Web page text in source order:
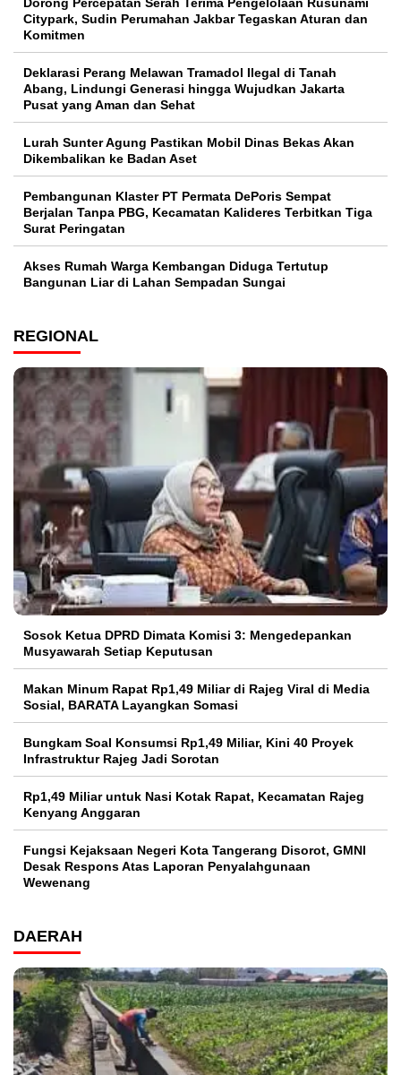
Dorong Percepatan Serah Terima Pengelolaan Rusunami
Citypark, Sudin Perumahan Jakbar Tegaskan Aturan dan
Komitmen
Deklarasi Perang Melawan Tramadol Ilegal di Tanah
Abang, Lindungi Generasi hingga Wujudkan Jakarta
Pusat yang Aman dan Sehat
Lurah Sunter Agung Pastikan Mobil Dinas Bekas Akan
Dikembalikan ke Badan Aset
Pembangunan Klaster PT Permata DePoris Sempat
Berjalan Tanpa PBG, Kecamatan Kalideres Terbitkan Tiga
Surat Peringatan
Akses Rumah Warga Kembangan Diduga Tertutup
Bangunan Liar di Lahan Sempadan Sungai
REGIONAL
Sosok Ketua DPRD Dimata Komisi 3: Mengedepankan
Musyawarah Setiap Keputusan
Makan Minum Rapat Rp1,49 Miliar di Rajeg Viral di Media
Sosial, BARATA Layangkan Somasi
Bungkam Soal Konsumsi Rp1,49 Miliar, Kini 40 Proyek
Infrastruktur Rajeg Jadi Sorotan
Rp1,49 Miliar untuk Nasi Kotak Rapat, Kecamatan Rajeg
Kenyang Anggaran
Fungsi Kejaksaan Negeri Kota Tangerang Disorot, GMNI
Desak Respons Atas Laporan Penyalahgunaan
Wewenang
DAERAH